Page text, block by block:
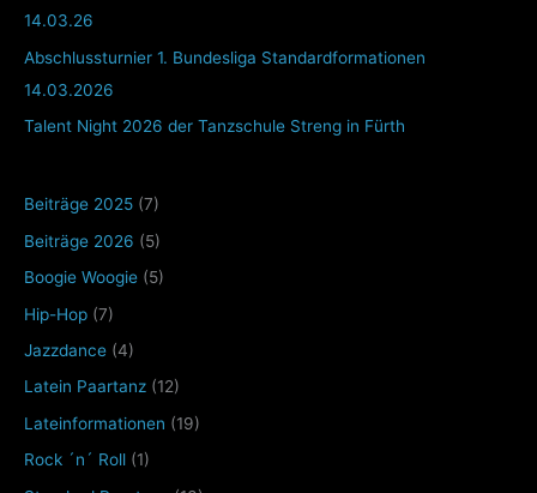
14.03.26
Abschlussturnier 1. Bundesliga Standardformationen
14.03.2026
Talent Night 2026 der Tanzschule Streng in Fürth
Beiträge 2025 (7)
Beiträge 2026 (5)
Boogie Woogie (5)
Hip-Hop (7)
Jazzdance (4)
Latein Paartanz (12)
Lateinformationen (19)
Rock ´n´ Roll (1)